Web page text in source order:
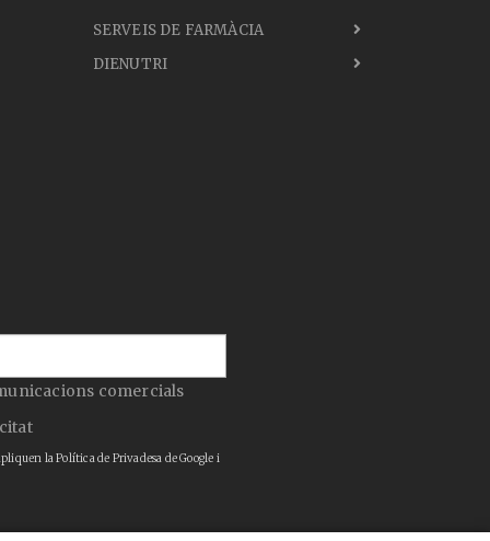
SERVEIS DE FARMÀCIA
DIENUTRI
comercials
laPolítica de Privadesa de Google i